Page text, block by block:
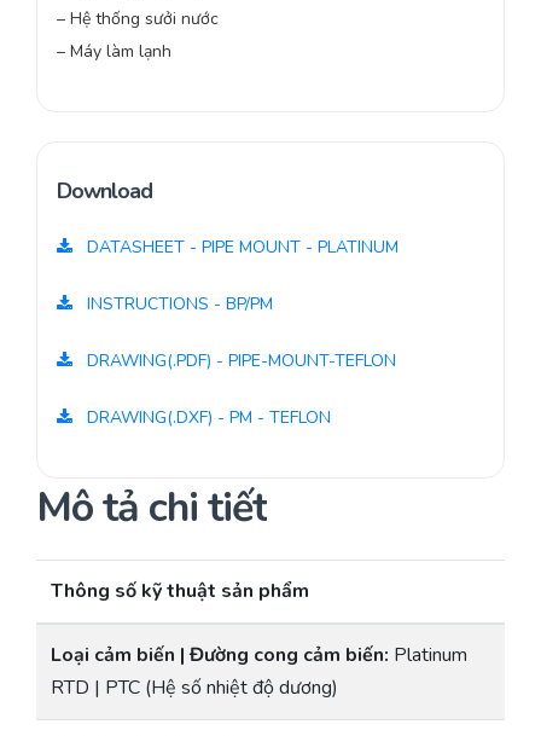
– Hệ thống sưởi nước
– Máy làm lạnh
Download
DATASHEET - PIPE MOUNT - PLATINUM
INSTRUCTIONS - BP/PM
DRAWING(.PDF) - PIPE-MOUNT-TEFLON
DRAWING(.DXF) - PM - TEFLON
Mô tả chi tiết
Thông số kỹ thuật sản phẩm
Loại cảm biến | Đường cong cảm biến: Platinum
RTD | PTC (Hệ số nhiệt độ dương)